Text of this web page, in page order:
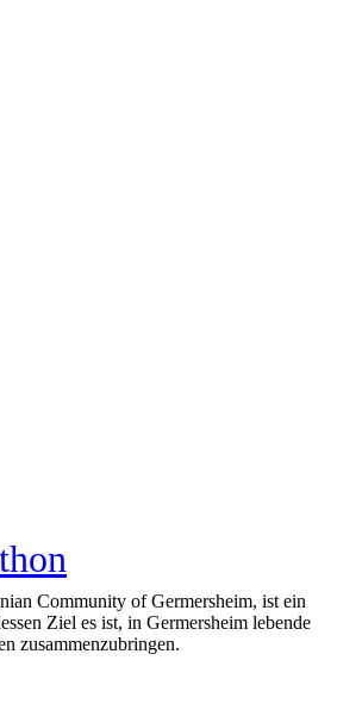
Community of Germersheim, ist ein
Ziel es ist, in Germersheim lebende
zusammenzubringen.